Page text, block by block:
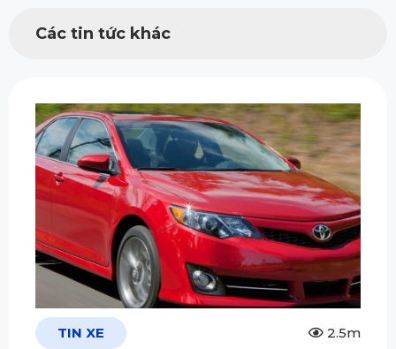
Các tin tức khác
TIN XE 2.5m